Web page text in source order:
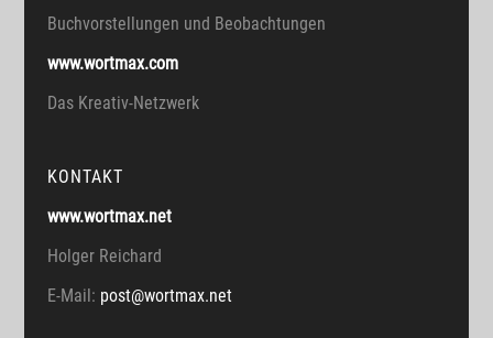
Buchvorstellungen und Beobachtungen
www.wortmax.com
Das Kreativ-Netzwerk
KONTAKT
www.wortmax.net
Holger Reichard
E-Mail: post@wortmax.net